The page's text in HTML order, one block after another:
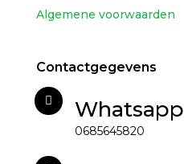
Algemene voorwaarden
Contactgegevens
Whatsapp
0685645820